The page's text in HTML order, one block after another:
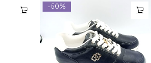
-50%